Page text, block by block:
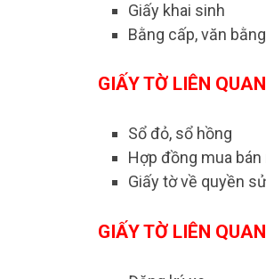
Giấy khai sinh
Bằng cấp, văn
GIẤY TỜ LIÊN
Sổ đỏ, sổ hồng
Hợp đồng mua
Giấy tờ về quyền
GIẤY TỜ LIÊN